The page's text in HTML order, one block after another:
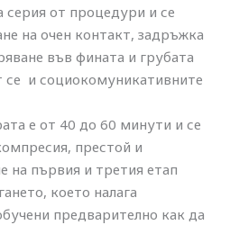
серия от процедури и се
на очен контакт, задръжка
във фината и грубата
и социокомуникативните
е от 40 до 60 минути и се
престой и
на първия и третия етап
което налага
предварително как да